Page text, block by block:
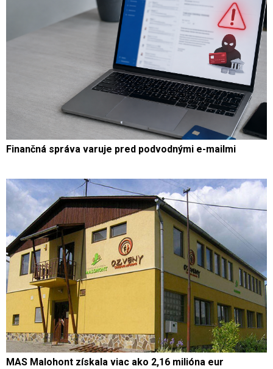
Finančná správa varuje pred podvodnými e-mailmi
MAS Malohont získala viac ako 2,16 milióna eur